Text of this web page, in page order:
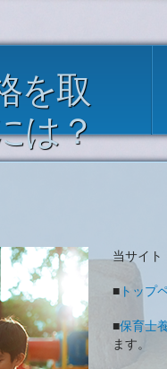
を取
は？
当サイト
■ トップ
■保育士
ます。